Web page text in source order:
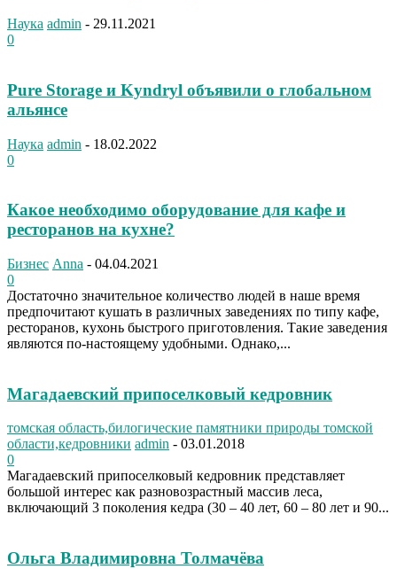
Наука admin - 29.11.2021
0
Pure Storage и Kyndryl объявили о глобальном
альянсе
Наука admin - 18.02.2022
0
Какое необходимо оборудование для кафе и
ресторанов на кухне?
Бизнес Anna - 04.04.2021
0
Достаточно значительное количество людей в наше время
предпочитают кушать в различных заведениях по типу кафе,
ресторанов, кухонь быстрого приготовления. Такие заведения
являются по-настоящему удобными. Однако,...
Магадаевский припоселковый кедровник
томская область,билогические памятники природы томской
области,кедровники admin - 03.01.2018
0
Магадаевский припоселковый кедровник представляет
большой интерес как разновозрастный массив леса,
включающий 3 поколения кедра (30 – 40 лет, 60 – 80 лет и 90...
Ольга Владимировна Толмачёва